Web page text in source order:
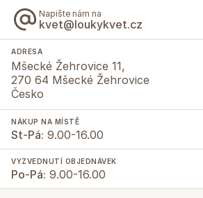
Napište nám na
kvet@loukykvet.cz
ADRESA
Mšecké Žehrovice 11,
270 64 Mšecké Žehrovice
Česko
NÁKUP NA MÍSTĚ
St-Pá: 9.00-16.00
VYZVEDNUTÍ OBJEDNÁVEK
Po-Pá: 9.00-16.00